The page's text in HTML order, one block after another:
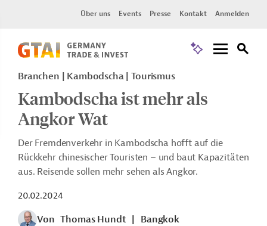
Über uns Events Presse Kontakt Anmelden
Branchen | Kambodscha | Tourismus
Kambodscha ist mehr als
Angkor Wat
Der Fremdenverkehr in Kambodscha hofft auf die
Rückkehr chinesischer Touristen – und baut Kapazitäten
aus. Reisende sollen mehr sehen als Angkor.
20.02.2024
Von Thomas Hundt Bangkok